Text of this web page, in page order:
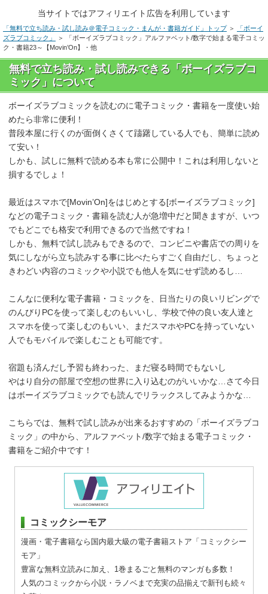
当サイトではアフィリエイト広告を利用しています
「無料で立ち読み・試し読み＠電子コミック・まんが・書籍ガイド」トップ＞
「ボーイ
ズラブコミック」
＞ 「ボーイズラブコミック」アルファベット/数字で始まる電子コミッ
ク・書籍23～【Movin’On】・他
無料で立ち読み・試し読みできる「ボーイズラブコ
ミック」について
ボーイズラブコミックを読むのに電子コミック・書籍を一度使い始
めたら非常に便利！
普段本屋に行くのが面倒くさくて躊躇している人でも、簡単に読め
て安い！
しかも、試しに無料で読める本も常に公開中！これは利用しないと
損するでしょ！
最近はスマホで[Movin’On]をはじめとする[ボーイズラブコミック]
などの電子コミック・書籍を読む人が急増中だと聞きますが、いつ
でもどこでも格安で利用できるので当然ですね！
しかも、無料で試し読みもできるので、コンビニや書店での周りを
気にしながら立ち読みする事に比べたらすごく自由だし、ちょっと
きわどい内容のコミックや小説でも他人を気にせず読めるし…
こんなに便利な電子書籍・コミックを、日当たりの良いリビングで
のんびりPCを使って楽しむのもいいし、学校で仲の良い友人達と
スマホを使って楽しむのもいい、まだスマホやPCを持っていない
人でもモバイルで楽しむことも可能です。
宿題も済んだし予習も終わった、まだ寝る時間でもないし
やはり自分の部屋で空想の世界に入り込むのがいいかな…さて今日
はボーイズラブコミックでも読んでリラックスしてみようかな…
こちらでは、無料で試し読みが出来るおすすめの「ボーイズラブコ
ミック」の中から、アルファベット/数字で始まる電子コミック・
書籍をご紹介中です！
コミックシーモア
漫画・電子書籍なら国内最大級の電子書籍ストア「コミックシー
モア」
豊富な無料立読みに加え、1巻まるごと無料のマンガも多数！
人気のコミックから小説・ラノベまで充実の品揃えで新刊も続々